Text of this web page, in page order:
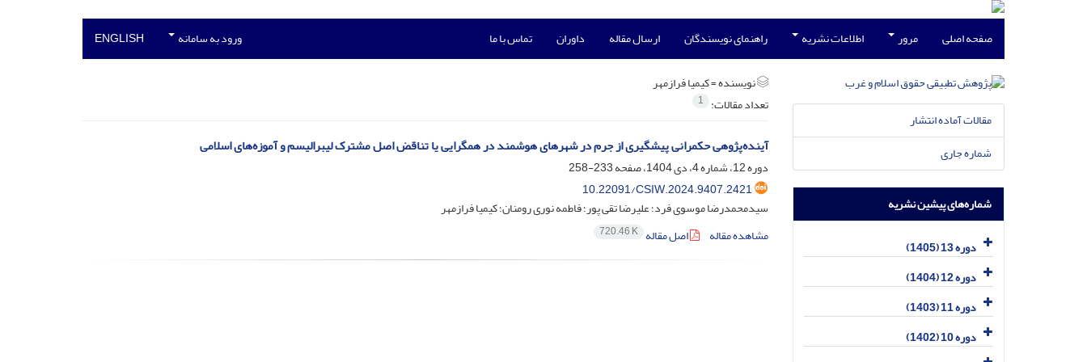
صفحه اصلی مرور اطلاعات نشریه راهنمای نویسندگان ارسال مقاله داوران تماس با ما ورود به سامانه ENGLISH
نویسنده =کیمیا فرازمهر
تعداد مقالات: 1
آینده‌پژوهی حکمرانی پیشگیری از جرم در شهرهای هوشمند در همگرایی یا تناقض اصل مشترک لیبرالیسم و آموزه‌های اسلامی
دوره 12، شماره 4، دی 1404، صفحه
233-258
10.22091/CSIW.2024.9407.2421
سیدمحمدرضا موسوی فرد؛ علیرضا تقی پور؛ فاطمه نوری رومنان؛ کیمیا فرازمهر
مشاهده مقاله
اصل مقاله 720.46 K
مقالات آماده انتشار
شماره جاری
شماره‌های پیشین نشریه
دوره 13 (1405)
دوره 12 (1404)
دوره 11 (1403)
دوره 10 (1402)